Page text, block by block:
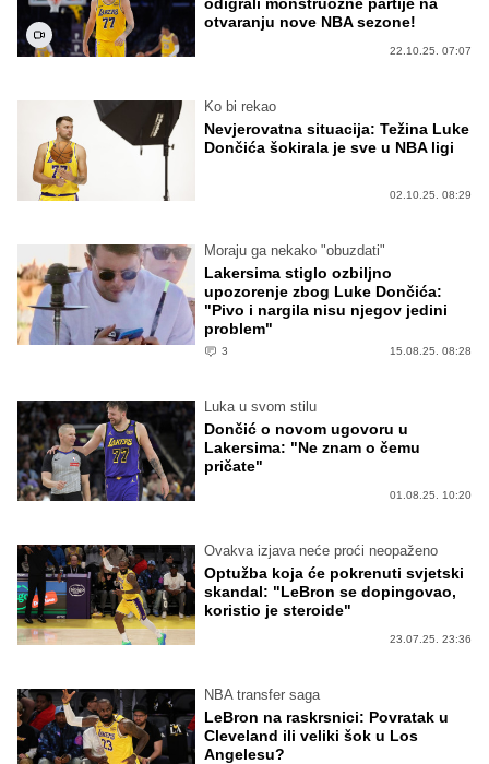
otvaranju nove NBA sezone!
22.10.25. 07:07
Ko bi rekao
Nevjerovatna situacija: Težina Luke
Dončića šokirala je sve u NBA ligi
02.10.25. 08:29
Moraju ga nekako "obuzdati"
Lakersima stiglo ozbiljno
upozorenje zbog Luke Dončića:
"Pivo i nargila nisu njegov jedini
problem"
3 15.08.25. 08:28
Luka u svom stilu
Dončić o novom ugovoru u
Lakersima: "Ne znam o čemu
pričate"
01.08.25. 10:20
Ovakva izjava neće proći neopaženo
Optužba koja će pokrenuti svjetski
skandal: "LeBron se dopingovao,
koristio je steroide"
23.07.25. 23:36
NBA transfer saga
LeBron na raskrsnici: Povratak u
Cleveland ili veliki šok u Los
Angelesu?